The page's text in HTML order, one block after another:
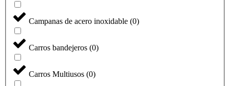
Campanas de acero inoxidable (0)
Carros bandejeros (0)
Carros Multiusos (0)